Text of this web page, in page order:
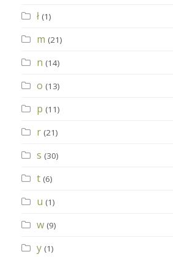
ł (1)
m (21)
n (14)
o (13)
p (11)
r (21)
s (30)
t (6)
u (1)
w (9)
y (1)